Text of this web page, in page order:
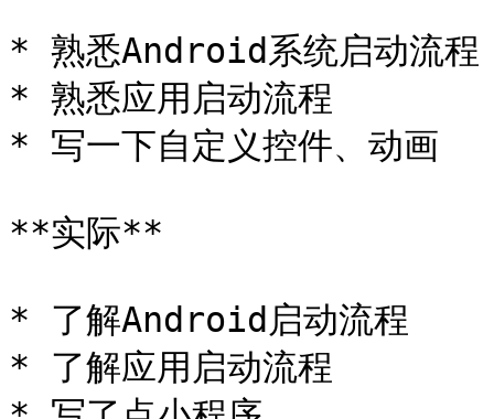
* 熟悉Android系统启动流程
* 熟悉应用启动流程
* 写一下自定义控件、动画
**实际**
* 了解Android启动流程
* 了解应用启动流程